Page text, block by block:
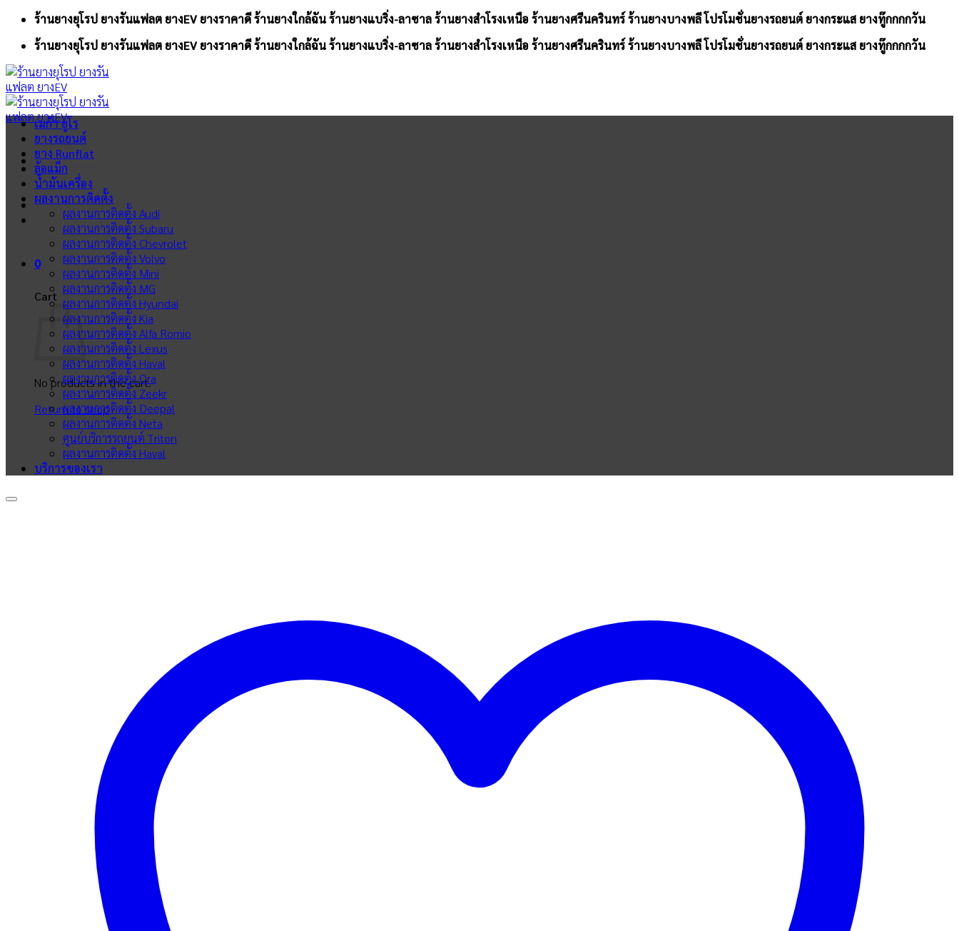
Skip
content
ร้านยางยุโรป ยางรันแฟลต ยางEV ยางราคาดี ร้านยางใกล้ฉัน ร้านยางแบริ่ง-ลาซาล ร้านยางสำโรงเหนือ ร้านยางศรีนครินทร์ ร้านยางบางพลี โปรโมชั่นยางรถยนต์ ยางกระแส ยางทู๊กกกกวัน
ร้านยางยุโรป ยางรันแฟลต ยางEV ยางราคาดี ร้านยางใกล้ฉัน ร้านยางแบริ่ง-ลาซาล ร้านยางสำโรงเหนือ ร้านยางศรีนครินทร์ ร้านยางบางพลี โปรโมชั่นยางรถยนต์ ยางกระแส ยางทู๊กกกกวัน
0
Cart
No products in the cart.
Return to shop
เมก้า ยูโร
ยางรถยนต์
ยาง Runflat
ล้อแม็ก
น้ำมันเครื่อง
ผลงานการติดตั้ง
ผลงานการติดตั้ง Audi
ผลงานการติดตั้ง Subaru
ผลงานการติดตั้ง Chevrolet
ผลงานการติดตั้ง Volvo
ผลงานการติดตั้ง Mini
ผลงานการติดตั้ง MG
ผลงานการติดตั้ง Hyundai
ผลงานการติดตั้ง Kia
ผลงานการติดตั้ง Alfa Romio
ผลงานการติดตั้ง Lexus
ผลงานการติดตั้ง Haval
ผลงานการติดตั้ง Ora
ผลงานการติดตั้ง Zeekr
ผลงานการติดตั้ง Deepal
ผลงานการติดตั้ง Neta
ศูนย์บริการรถยนต์ Triton
ผลงานการติดตั้ง Haval
บริการของเรา